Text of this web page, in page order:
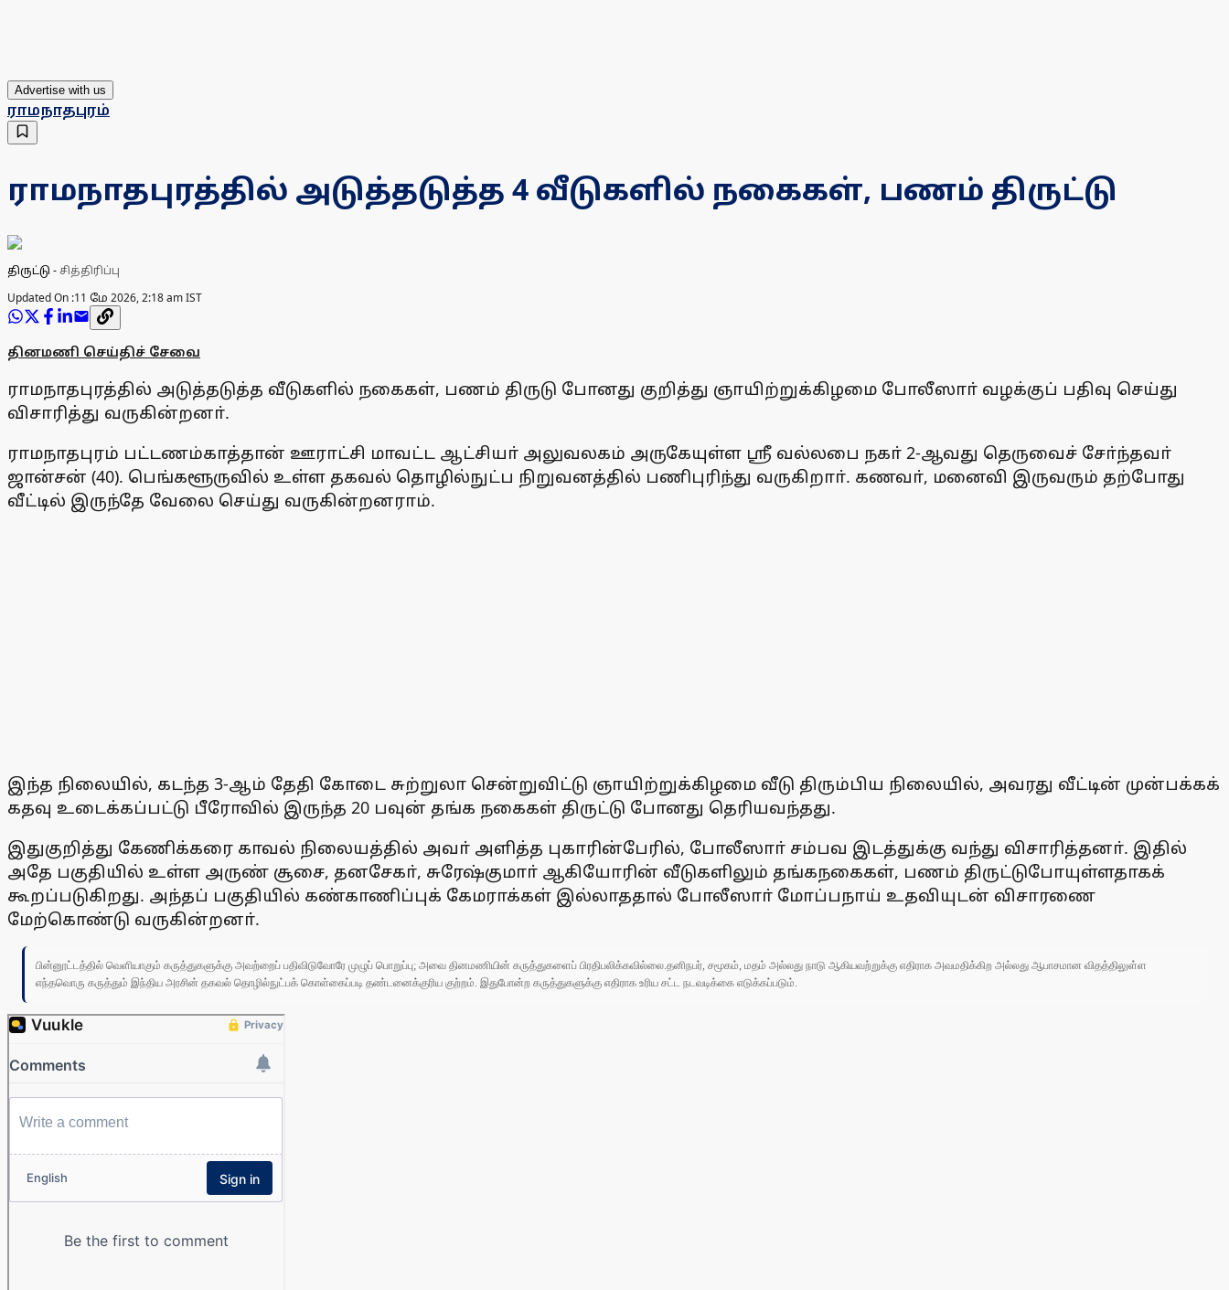
Advertise with us
ராமநாதபுரம்
ராமநாதபுரத்தில் அடுத்தடுத்த 4 வீடுகளில் நகைகள், பணம் திருட்டு
திருட்டு - சித்திரிப்பு
Updated On :11 மே 2026, 2:18 am IST
தினமணி செய்திச் சேவை
ராமநாதபுரத்தில் அடுத்தடுத்த வீடுகளில் நகைகள், பணம் திருடு போனது குறித்து ஞாயிற்றுக்கிழமை போலீஸாா் வழக்குப் பதிவு செய்து
விசாரித்து வருகின்றனா்.
ராமநாதபுரம் பட்டணம்காத்தான் ஊராட்சி மாவட்ட ஆட்சியா் அலுவலகம் அருகேயுள்ள ஸ்ரீ வல்லபை நகா் 2-ஆவது தெருவைச் சோ்ந்தவா்
ஜான்சன் (40). பெங்களூருவில் உள்ள தகவல் தொழில்நுட்ப நிறுவனத்தில் பணிபுரிந்து வருகிறாா். கணவா், மனைவி இருவரும் தற்போது
வீட்டில் இருந்தே வேலை செய்து வருகின்றனராம்.
இந்த நிலையில், கடந்த 3-ஆம் தேதி கோடை சுற்றுலா சென்றுவிட்டு ஞாயிற்றுக்கிழமை வீடு திரும்பிய நிலையில், அவரது வீட்டின் முன்பக்கக்
கதவு உடைக்கப்பட்டு பீரோவில் இருந்த 20 பவுன் தங்க நகைகள் திருட்டு போனது தெரியவந்தது.
இதுகுறித்து கேணிக்கரை காவல் நிலையத்தில் அவா் அளித்த புகாரின்பேரில், போலீஸாா் சம்பவ இடத்துக்கு வந்து விசாரித்தனா். இதில்
அதே பகுதியில் உள்ள அருண் சூசை, தனசேகா், சுரேஷ்குமாா் ஆகியோரின் வீடுகளிலும் தங்கநகைகள், பணம் திருட்டுபோயுள்ளதாகக்
கூறப்படுகிறது. அந்தப் பகுதியில் கண்காணிப்புக் கேமராக்கள் இல்லாததால் போலீஸாா் மோப்பநாய் உதவியுடன் விசாரணை
மேற்கொண்டு வருகின்றனா்.
பின்னூட்டத்தில் வெளியாகும் கருத்துகளுக்கு அவற்றைப் பதிவிடுவோரே முழுப் பொறுப்பு; அவை தினமணியின் கருத்துகளைப் பிரதிபலிக்கவில்லை.தனிநபர், சமூகம், மதம் அல்லது நாடு ஆகியவற்றுக்கு எதிராக அவமதிக்கிற அல்லது ஆபாசமான விதத்திலுள்ள
எந்தவொரு கருத்தும் இந்திய அரசின் தகவல் தொழில்நுட்பக் கொள்கைப்படி தண்டனைக்குரிய குற்றம். இதுபோன்ற கருத்துகளுக்கு எதிராக உரிய சட்ட நடவடிக்கை எடுக்கப்படும்.